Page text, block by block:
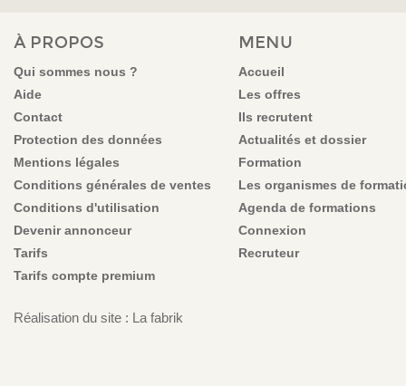
VOUS ÊTES ICI
À PROPOS
Qui sommes nous ?
Aide
Contact
Protection des données
Mentions légales
Conditions générales de ventes
Conditions d'utilisation
Devenir annonceur
Tarifs
Tarifs compte premium
MENU
Accueil
Les offres
Ils recrutent
Actualités et dossier
Formation
Les organismes de
Agenda de formations
Connexion
Recruteur
Réalisation du site : La fabrik